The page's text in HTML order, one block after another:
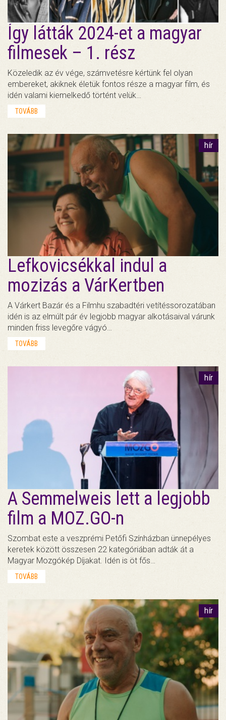
Így látták 2024-et a magyar
filmesek – 1. rész
Közeledik az év vége, számvetésre kértünk fel olyan
embereket, akiknek életük fontos része a magyar film, és
idén valami kiemelkedő történt velük…
TOVÁBB
hír
Lefkovicsékkal indul a
mozizás a VárKertben
A Várkert Bazár és a Filmhu szabadtéri vetítéssorozatában
idén is az elmúlt pár év legjobb magyar alkotásaival várunk
minden friss levegőre vágyó…
TOVÁBB
hír
A Semmelweis lett a legjobb
film a MOZ.GO-n
Szombat este a veszprémi Petőfi Színházban ünnepélyes
keretek között összesen 22 kategóriában adták át a
Magyar Mozgókép Díjakat. Idén is öt fős…
TOVÁBB
hír